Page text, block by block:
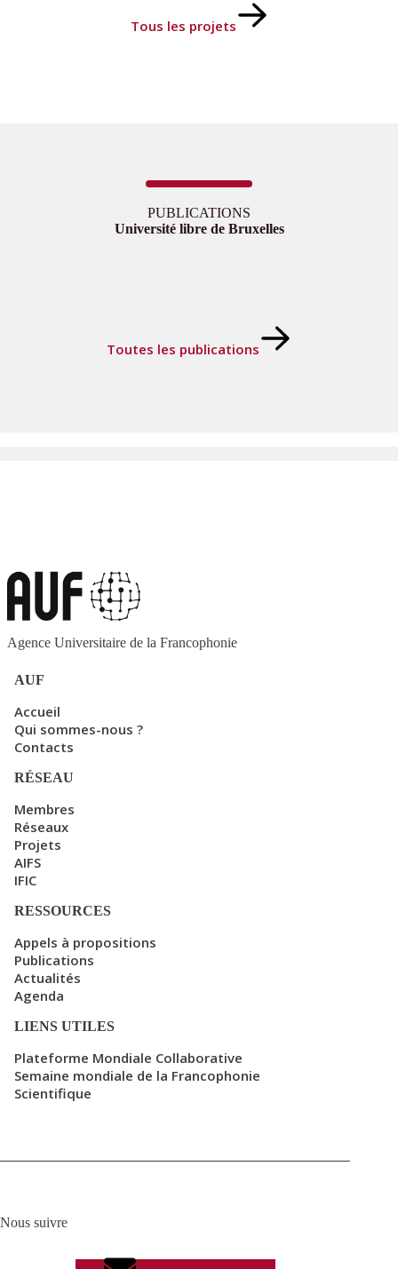
Tous les projets
PUBLICATIONS
Université libre de Bruxelles
Toutes les publications
Agence Universitaire de la Francophonie
AUF
Accueil
Qui sommes-nous ?
Contacts
RÉSEAU
Membres
Réseaux
Projets
AIFS
IFIC
RESSOURCES
Appels à propositions
Publications
Actualités
Agenda
LIENS UTILES
Plateforme Mondiale Collaborative
Semaine mondiale de la Francophonie
Scientifique
Nous suivre